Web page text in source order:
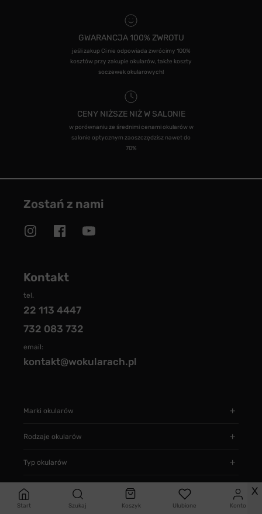
Start Szukaj Koszyk Ulubione Konto
GWARANCJA 100% ZWROTU
jeśli zakup Ci nie odpowiada zwrócimy 100%
kosztów przy zakupie okularów, także koszty
soczewek okularowych!
CENY NIŻSZE NIŻ W SALONIE
w porównaniu ze średnimi cenami okularów w
salonie optycznym zaoszczędzisz nawet do
70%
Zostań z nami
Kontakt
tel.
22 113 4447
732 083 732
email:
kontakt@wokularach.pl
Marki okularów
Rodzaje okularów
Typ okularów
Informacje X